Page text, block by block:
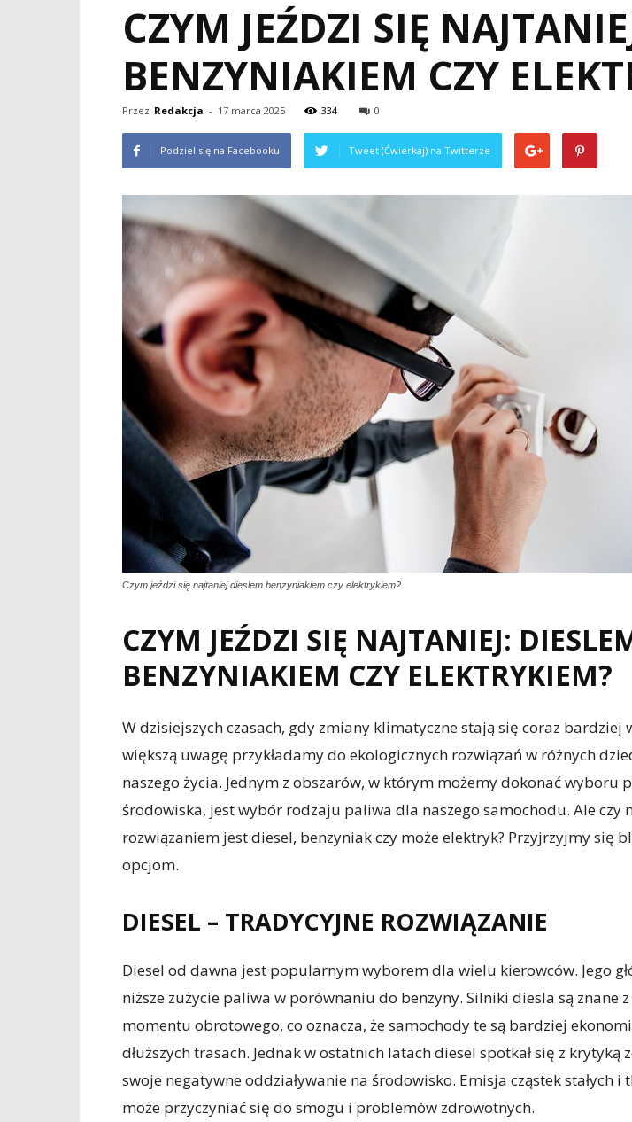
CZYM JEŹDZI SIĘ
BENZYNIAKIEM CZY
Przez Redakcja - 17 marca 2025 334 0
Podziel się na Facebooku Tweet (Ćwierkaj) na Twitterze
Czym jeździ się najtaniej dieslem benzyniakiem czy elektrykiem?
CZYM JEŹDZI SIĘ NAJTANIEJ:
BENZYNIAKIEM CZY ELEKTRYKIEM?
W dzisiejszych czasach, gdy zmiany klimatyczne stają się coraz bardziej
większą uwagę przykładamy do ekologicznych rozwiązań w różnych
naszego życia. Jednym z obszarów, w którym możemy dokonać wyboru
środowiska, jest wybór rodzaju paliwa dla naszego samochodu. Ale czy
rozwiązaniem jest diesel, benzyniak czy może elektryk? Przyjrzyjmy się
opcjom.
DIESEL – TRADYCYJNE ROZWIĄZANIE
Diesel od dawna jest popularnym wyborem dla wielu kierowców. Jego
niższe zużycie paliwa w porównaniu do benzyny. Silniki diesla są znane
momentu obrotowego, co oznacza, że samochody te są bardziej
dłuższych trasach. Jednak w ostatnich latach diesel spotkał się z krytyką
swoje negatywne oddziaływanie na środowisko. Emisja cząstek stałych i
może przyczyniać się do smogu i problemów zdrowotnych.